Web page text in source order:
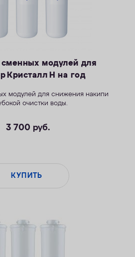
сменных модулей для
Кристалл H на год
модулей для снижения накипи
очистки воды.
3 700 руб.
КУПИТЬ